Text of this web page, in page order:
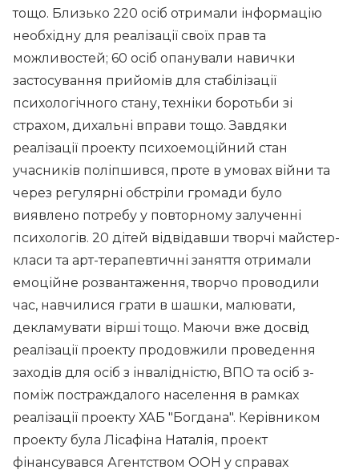
тощо. Близько 220 осіб отримали інформацію
необхідну для реалізації своїх прав та
можливостей; 60 осіб опанували навички
застосування прийомів для стабілізації
психологічного стану, техніки боротьби зі
страхом, дихальні вправи тощо. Завдяки
реалізації проекту психоемоційний стан
учасників поліпшився, проте в умовах війни та
через регулярні обстріли громади було
виявлено потребу у повторному залученні
психологів. 20 дітей відвідавши творчі майстер-
класи та арт-терапевтичні заняття отримали
емоційне розвантаження, творчо проводили
час, навчилися грати в шашки, малювати,
декламувати вірші тощо. Маючи вже досвід
реалізації проекту продовжили проведення
заходів для осіб з інвалідністю, ВПО та осіб з-
поміж постраждалого населення в рамках
реалізації проекту ХАБ "Богдана". Керівником
проекту була Лісафіна Наталія, проект
фінансувався Агентством ООН у справах